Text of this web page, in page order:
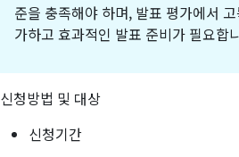
준을 충족해야 하며, 발표 평가에서
가하고 효과적인 발표 준비가 필요합
신청방법 및 대상
신청기간